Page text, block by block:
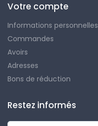
Votre compte
Informations personnelles
Commandes
Avoirs
Adresses
Bons de réduction
Restez informés